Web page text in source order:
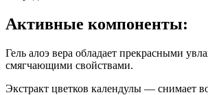
Активные компоненты:
Гель алоэ вера обладает прекрасными
смягчающими свойствами.
Экстракт цветков календулы — снимает